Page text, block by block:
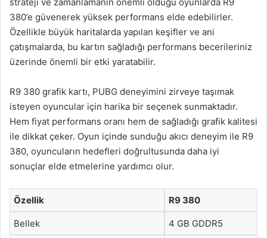
380’e güvenerek yüksek performans elde edebilirler.
Özellikle büyük haritalarda yapılan keşifler ve ani
çatışmalarda, bu kartın sağladığı performans becerileriniz
üzerinde önemli bir etki yaratabilir.
R9 380 grafik kartı, PUBG deneyimini zirveye taşımak
isteyen oyuncular için harika bir seçenek sunmaktadır.
Hem fiyat performans oranı hem de sağladığı grafik kalitesi
ile dikkat çeker. Oyun içinde sunduğu akıcı deneyim ile R9
380, oyuncuların hedefleri doğrultusunda daha iyi
sonuçlar elde etmelerine yardımcı olur.
Özellik R9 380
Bellek 4 GB GDDR5